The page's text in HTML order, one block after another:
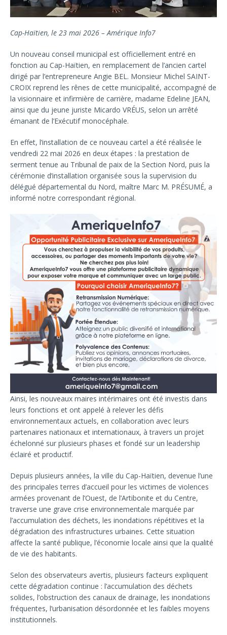
Cap-Haïtien, le 23 mai 2026 – Amérique Info7
Un nouveau conseil municipal est officiellement entré en
fonction au Cap-Haïtien, en remplacement de l’ancien cartel
dirigé par l’entrepreneure Angie BEL. Monsieur Michel SAINT-
CROIX reprend les rênes de cette municipalité, accompagné de
la visionnaire et infirmière de carrière, madame Edeline JEAN,
ainsi que du jeune juriste Micardo VRÉUS, selon un arrêté
émanant de l’Exécutif monocéphale.
En effet, l’installation de ce nouveau cartel a été réalisée le
vendredi 22 mai 2026 en deux étapes : la prestation de
serment tenue au Tribunal de paix de la Section Nord, puis la
cérémonie d’installation organisée sous la supervision du
délégué départemental du Nord, maître Marc M. PRÉSUMÉ, a
informé notre correspondant régional.
Ainsi, les nouveaux maires intérimaires ont été investis dans
leurs fonctions et ont appelé à relever les défis
environnementaux actuels, en collaboration avec leurs
partenaires nationaux et internationaux, à travers un projet
échelonné sur plusieurs phases et fondé sur un leadership
éclairé et productif.
Depuis plusieurs années, la ville du Cap-Haïtien, devenue l’une
des principales terres d’accueil pour les victimes de violences
armées provenant de l’Ouest, de l’Artibonite et du Centre,
traverse une grave crise environnementale marquée par
l’accumulation des déchets, les inondations répétitives et la
dégradation des infrastructures urbaines. Cette situation
affecte la santé publique, l’économie locale ainsi que la qualité
de vie des habitants.
Selon des observateurs avertis, plusieurs facteurs expliquent
cette dégradation continue : l’accumulation des déchets
solides, l’obstruction des canaux de drainage, les inondations
fréquentes, l’urbanisation désordonnée et les faibles moyens
institutionnels.